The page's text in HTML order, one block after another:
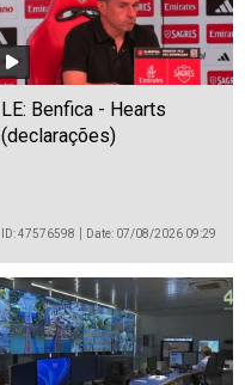
LE: Benfica - Hearts
(declarações)
ID: 47576598 Date: 07/08/2026 09:29